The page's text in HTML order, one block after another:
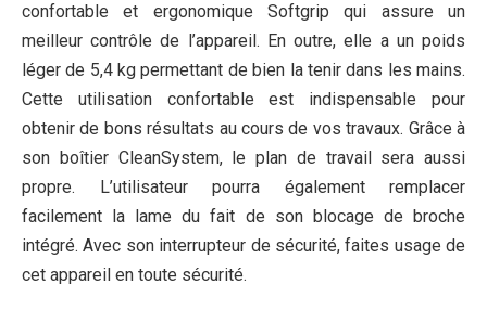
confortable et ergonomique Softgrip qui assure un
meilleur contrôle de l’appareil. En outre, elle a un poids
léger de 5,4 kg permettant de bien la tenir dans les mains.
Cette utilisation confortable est indispensable pour
obtenir de bons résultats au cours de vos travaux. Grâce à
son boîtier CleanSystem, le plan de travail sera aussi
propre. L’utilisateur pourra également remplacer
facilement la lame du fait de son blocage de broche
intégré. Avec son interrupteur de sécurité, faites usage de
cet appareil en toute sécurité.